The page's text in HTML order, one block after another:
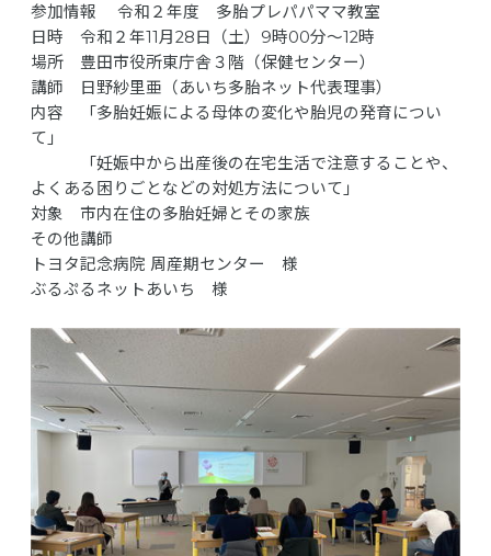
参加情報 令和２年度 多胎プレパパママ教室
日時 令和２年11月28日（土）9時00分～12時
場所 豊田市役所東庁舎３階（保健センター）
講師 日野紗里亜（あいち多胎ネット代表理事）
内容 「多胎妊娠による母体の変化や胎児の発育につい
て」
「妊娠中から出産後の在宅生活で注意することや、
よくある困りごとなどの対処方法について」
対象 市内在住の多胎妊婦とその家族
その他講師
トヨタ記念病院 周産期センター 様
ぶるぷるネットあいち 様